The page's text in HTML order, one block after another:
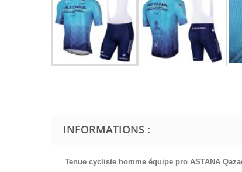
INFORMATIONS :
Tenue cycliste homme équipe pro ASTANA